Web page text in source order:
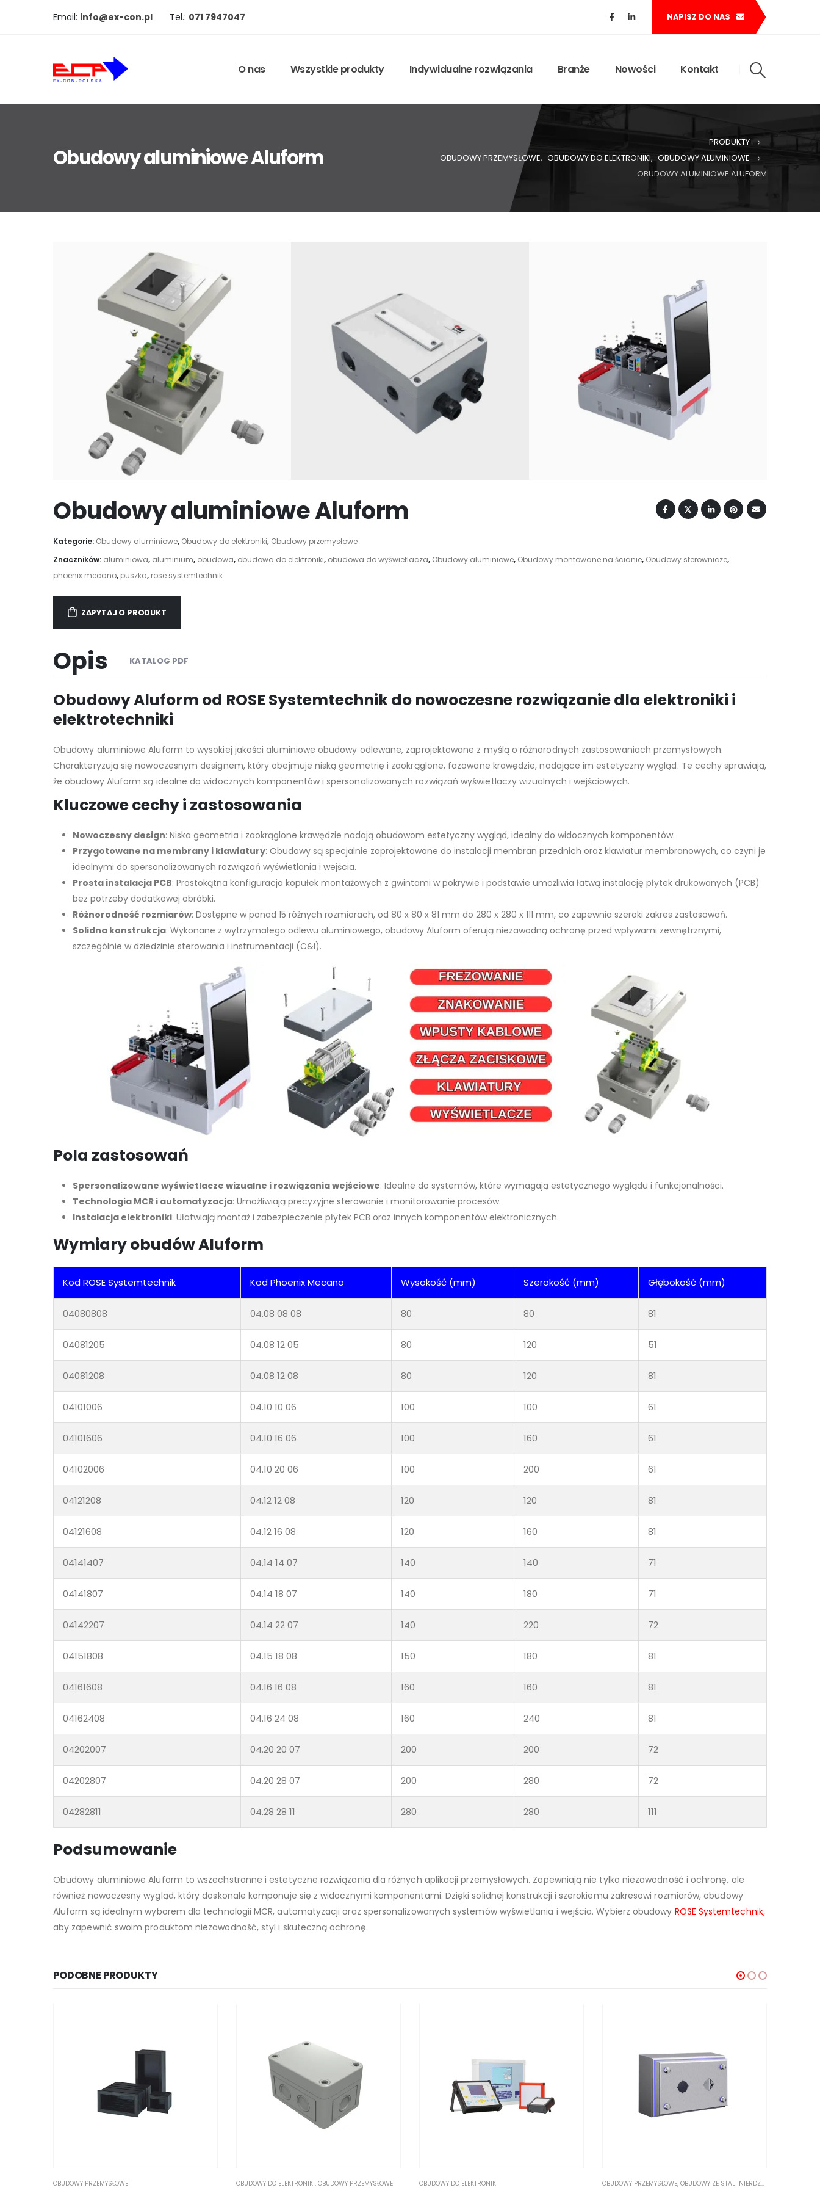
Email: info@ex-con.pl Tel.: 071 7947047 NAPISZ DO NAS
O nas Wszystkie produkty Indywidualne rozwiązania Branże Nowości Kontakt
Obudowy aluminiowe Aluform
PRODUKTY
OBUDOWY PRZEMYSŁOWE, OBUDOWY DO ELEKTRONIKI, OBUDOWY ALUMINIOWE
OBUDOWY ALUMINIOWE ALUFORM
Obudowy aluminiowe Aluform
Kategorie: Obudowy aluminiowe, Obudowy do elektroniki, Obudowy przemysłowe
Znaczników: aluminiowa, aluminium, obudowa, obudowa do elektroniki, obudowa do wyświetlacza, Obudowy aluminiowe, Obudowy montowane na ścianie, Obudowy sterownicze,
phoenix mecano, puszka, rose systemtechnik
ZAPYTAJ O PRODUKT
Opis KATALOG PDF
Obudowy Aluform od ROSE Systemtechnik do nowoczesne rozwiązanie dla elektroniki i
elektrotechniki
Obudowy aluminiowe Aluform to wysokiej jakości aluminiowe obudowy odlewane, zaprojektowane z myślą o różnorodnych zastosowaniach przemysłowych.
Charakteryzują się nowoczesnym designem, który obejmuje niską geometrię i zaokrąglone, fazowane krawędzie, nadające im estetyczny wygląd. Te cechy sprawiają,
że obudowy Aluform są idealne do widocznych komponentów i spersonalizowanych rozwiązań wyświetlaczy wizualnych i wejściowych.
Kluczowe cechy i zastosowania
Nowoczesny design: Niska geometria i zaokrąglone krawędzie nadają obudowom estetyczny wygląd, idealny do widocznych komponentów.
Przygotowane na membrany i klawiatury: Obudowy są specjalnie zaprojektowane do instalacji membran przednich oraz klawiatur membranowych, co czyni je
idealnymi do spersonalizowanych rozwiązań wyświetlania i wejścia.
Prosta instalacja PCB: Prostokątna konfiguracja kopułek montażowych z gwintami w pokrywie i podstawie umożliwia łatwą instalację płytek drukowanych (PCB)
bez potrzeby dodatkowej obróbki.
Różnorodność rozmiarów: Dostępne w ponad 15 różnych rozmiarach, od 80 x 80 x 81 mm do 280 x 280 x 111 mm, co zapewnia szeroki zakres zastosowań.
Solidna konstrukcja: Wykonane z wytrzymałego odlewu aluminiowego, obudowy Aluform oferują niezawodną ochronę przed wpływami zewnętrznymi,
szczególnie w dziedzinie sterowania i instrumentacji (C&I).
Pola zastosowań
Spersonalizowane wyświetlacze wizualne i rozwiązania wejściowe: Idealne do systemów, które wymagają estetycznego wyglądu i funkcjonalności.
Technologia MCR i automatyzacja: Umożliwiają precyzyjne sterowanie i monitorowanie procesów.
Instalacja elektroniki: Ułatwiają montaż i zabezpieczenie płytek PCB oraz innych komponentów elektronicznych.
Wymiary obudów Aluform
Kod ROSE Systemtechnik Kod Phoenix Mecano Wysokość (mm) Szerokość (mm) Głębokość (mm)
04080808 04.08 08 08 80 80 81
04081205 04.08 12 05 80 120 51
04081208 04.08 12 08 80 120 81
04101006 04.10 10 06 100 100 61
04101606 04.10 16 06 100 160 61
04102006 04.10 20 06 100 200 61
04121208 04.12 12 08 120 120 81
04121608 04.12 16 08 120 160 81
04141407 04.14 14 07 140 140 71
04141807 04.14 18 07 140 180 71
04142207 04.14 22 07 140 220 72
04151808 04.15 18 08 150 180 81
04161608 04.16 16 08 160 160 81
04162408 04.16 24 08 160 240 81
04202007 04.20 20 07 200 200 72
04202807 04.20 28 07 200 280 72
04282811 04.28 28 11 280 280 111
Podsumowanie
Obudowy aluminiowe Aluform to wszechstronne i estetyczne rozwiązania dla różnych aplikacji przemysłowych. Zapewniają nie tylko niezawodność i ochronę, ale
również nowoczesny wygląd, który doskonale komponuje się z widocznymi komponentami. Dzięki solidnej konstrukcji i szerokiemu zakresowi rozmiarów, obudowy
Aluform są idealnym wyborem dla technologii MCR, automatyzacji oraz spersonalizowanych systemów wyświetlania i wejścia. Wybierz obudowy ROSE Systemtechnik,
aby zapewnić swoim produktom niezawodność, styl i skuteczną ochronę.
PODOBNE PRODUKTY
OBUDOWY PRZEMYSŁOWE OBUDOWY DO ELEKTRONIKI, OBUDOWY PRZEMYSŁOWE OBUDOWY DO ELEKTRONIKI OBUDOWY PRZEMYSŁOWE, OBUDOWY ZE STALI NIERDZEWNEJ